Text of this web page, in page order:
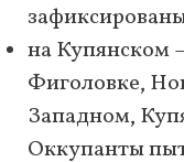
на Купянском
Фиголовке,
Западном,
Оккупанты